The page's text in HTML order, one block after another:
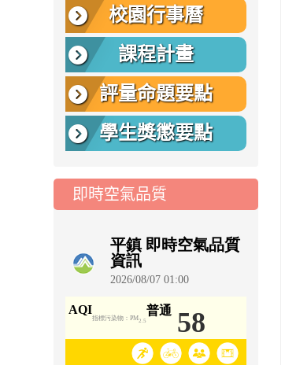
校園行事曆
課程計畫
評量命題要點
學生獎懲要點
即時空氣品質